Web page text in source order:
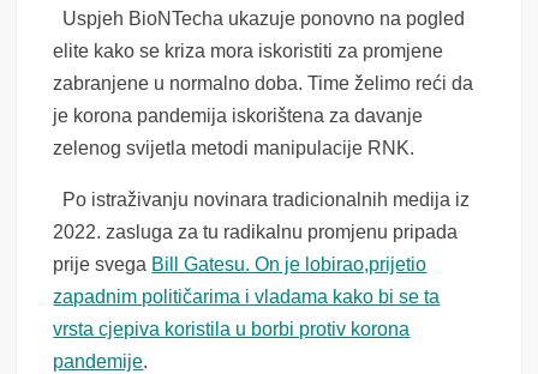
Uspjeh BioNTecha ukazuje ponovno na pogled
elite kako se kriza mora iskoristiti za promjene
zabranjene u normalno doba. Time želimo reći da
je korona pandemija iskorištena za davanje
zelenog svijetla metodi manipulacije RNK.
Po istraživanju novinara tradicionalnih medija iz
2022. zasluga za tu radikalnu promjenu pripada
prije svega Bill Gatesu. On je lobirao,prijetio
zapadnim političarima i vladama kako bi se ta
vrsta cjepiva koristila u borbi protiv korona
pandemije.